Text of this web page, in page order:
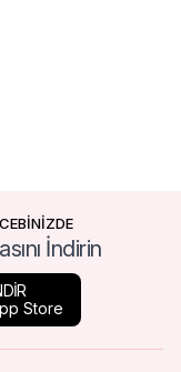
İndirin
Store